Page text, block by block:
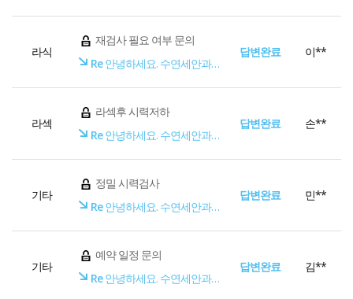
라식
재검사 필요 여부 문의
Re안녕하세요. 수연세안과입니다.
답변완료 이**
라섹
라섹후 시력저하
Re안녕하세요. 수연세안과입니다.
답변완료 손**
기타
정밀 시력검사
Re안녕하세요. 수연세안과입니다.
답변완료 민**
기타
예약 일정 문의
Re안녕하세요. 수연세안과입니다.
답변완료 김**